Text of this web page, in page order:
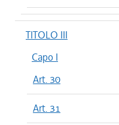
TITOLO III
Capo I
Art. 30
Art. 31